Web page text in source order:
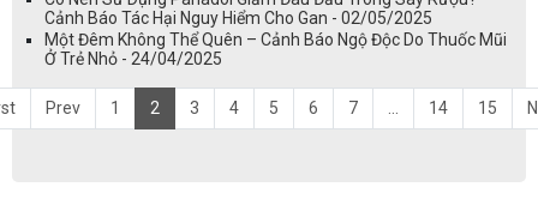
Cảnh Báo Tác Hại Nguy Hiểm Cho Gan - 02/05/2025
Một Đêm Không Thể Quên – Cảnh Báo Ngộ Độc Do Thuốc Mũi
Ở Trẻ Nhỏ - 24/04/2025
Prev 1 2 3 4 5 6 7 14 15